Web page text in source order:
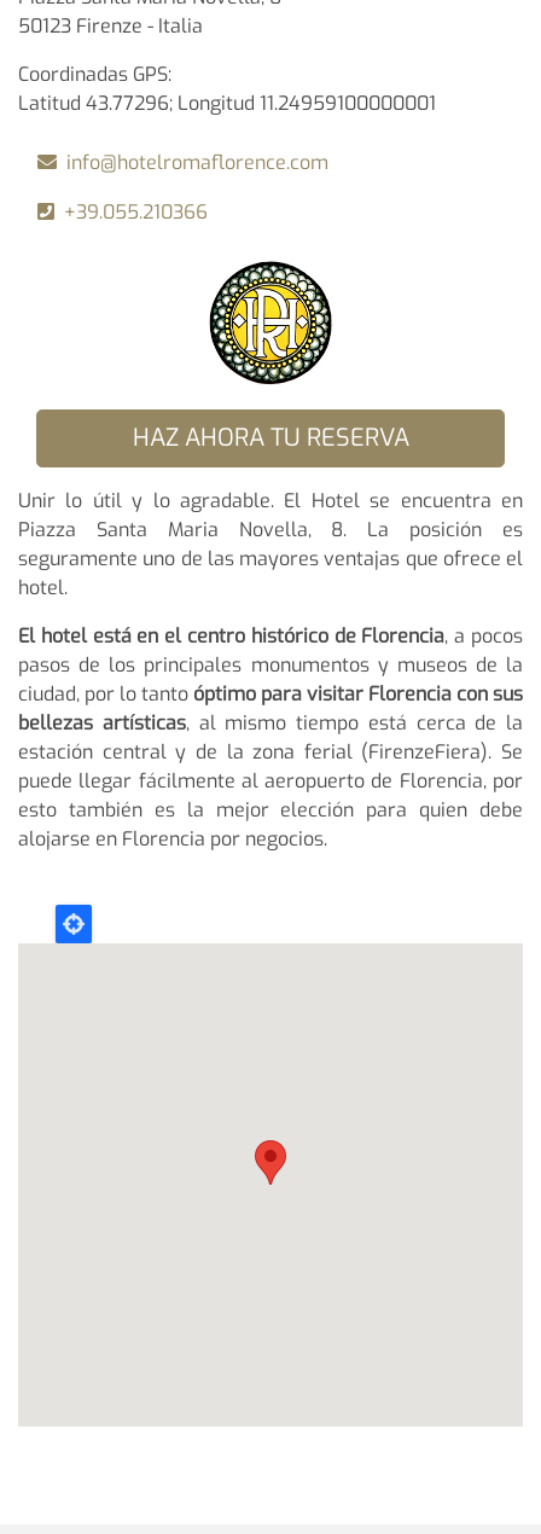
50123 Firenze - Italia
Coordinadas GPS:
Latitud 43.77296; Longitud 11.24959100000001
info@hotelromaflorence.com
+39.055.210366
HAZ AHORA TU RESERVA
Unir lo útil y lo agradable. El Hotel se encuentra en
Piazza Santa Maria Novella, 8. La posición es
seguramente uno de las mayores ventajas que ofrece el
hotel.
El hotel está en el centro histórico de Florencia, a pocos
pasos de los principales monumentos y museos de la
ciudad, por lo tanto óptimo para visitar Florencia con sus
bellezas artísticas, al mismo tiempo está cerca de la
estación central y de la zona ferial (FirenzeFiera). Se
puede llegar fácilmente al aeropuerto de Florencia, por
esto también es la mejor elección para quien debe
alojarse en Florencia por negocios.